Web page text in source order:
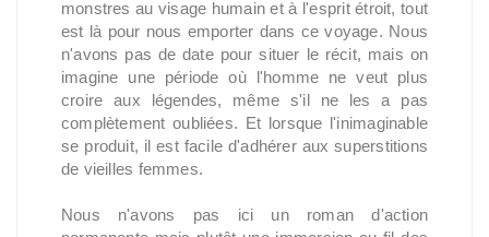
monstres au visage humain et à l'esprit étroit, tout
est là pour nous emporter dans ce voyage. Nous
n'avons pas de date pour situer le récit, mais on
imagine une période où l'homme ne veut plus
croire aux légendes, même s'il ne les a pas
complètement oubliées. Et lorsque l'inimaginable
se produit, il est facile d'adhérer aux superstitions
de vieilles femmes.
Nous n'avons pas ici un roman d'action